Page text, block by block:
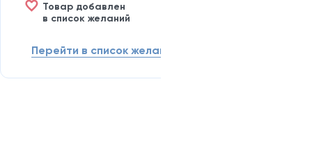
Товар добавлен
в список желаний
Перейти в список желаний